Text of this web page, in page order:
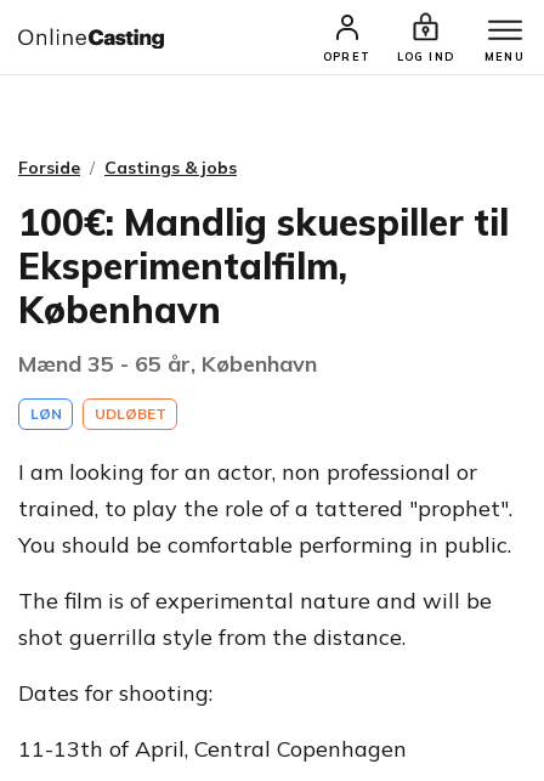
OPRET LOG IND MENU
CASTINGS & JOBS SØG PROFIL
Forside Castings & jobs
100€: Mandlig skuespiller til
Eksperimentalfilm,
København
Mænd 35 - 65 år, København
LØN UDLØBET
I am looking for an actor, non professional or
trained, to play the role of a tattered "prophet".
You should be comfortable performing in public.
The film is of experimental nature and will be
shot guerrilla style from the distance.
Dates for shooting:
11-13th of April, Central Copenhagen